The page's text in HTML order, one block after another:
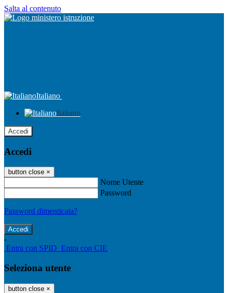
Salta al contenuto
Italiano
Italiano
Accedi
Accedi
button close ×
Nome Utente
Password
Password dimenticata?
-
Entra con SPID Entra con CIE
Seleziona utente
button close ×